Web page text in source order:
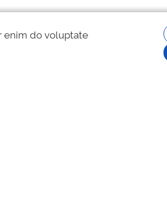
enim do voluptate